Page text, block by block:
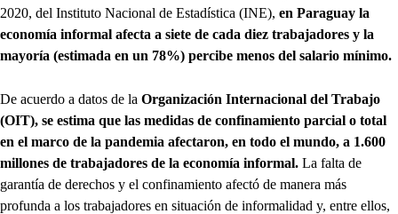
2020, del Instituto Nacional de Estadística (INE), en Paraguay la
economía informal afecta a siete de cada diez trabajadores y la
mayoría (estimada en un 78%) percibe menos del salario mínimo.
De acuerdo a datos de la Organización Internacional del Trabajo
(OIT), se estima que las medidas de confinamiento parcial o total
en el marco de la pandemia afectaron, en todo el mundo, a 1.600
millones de trabajadores de la economía informal. La falta de
garantía de derechos y el confinamiento afectó de manera más
profunda a los trabajadores en situación de informalidad y, entre ellos,